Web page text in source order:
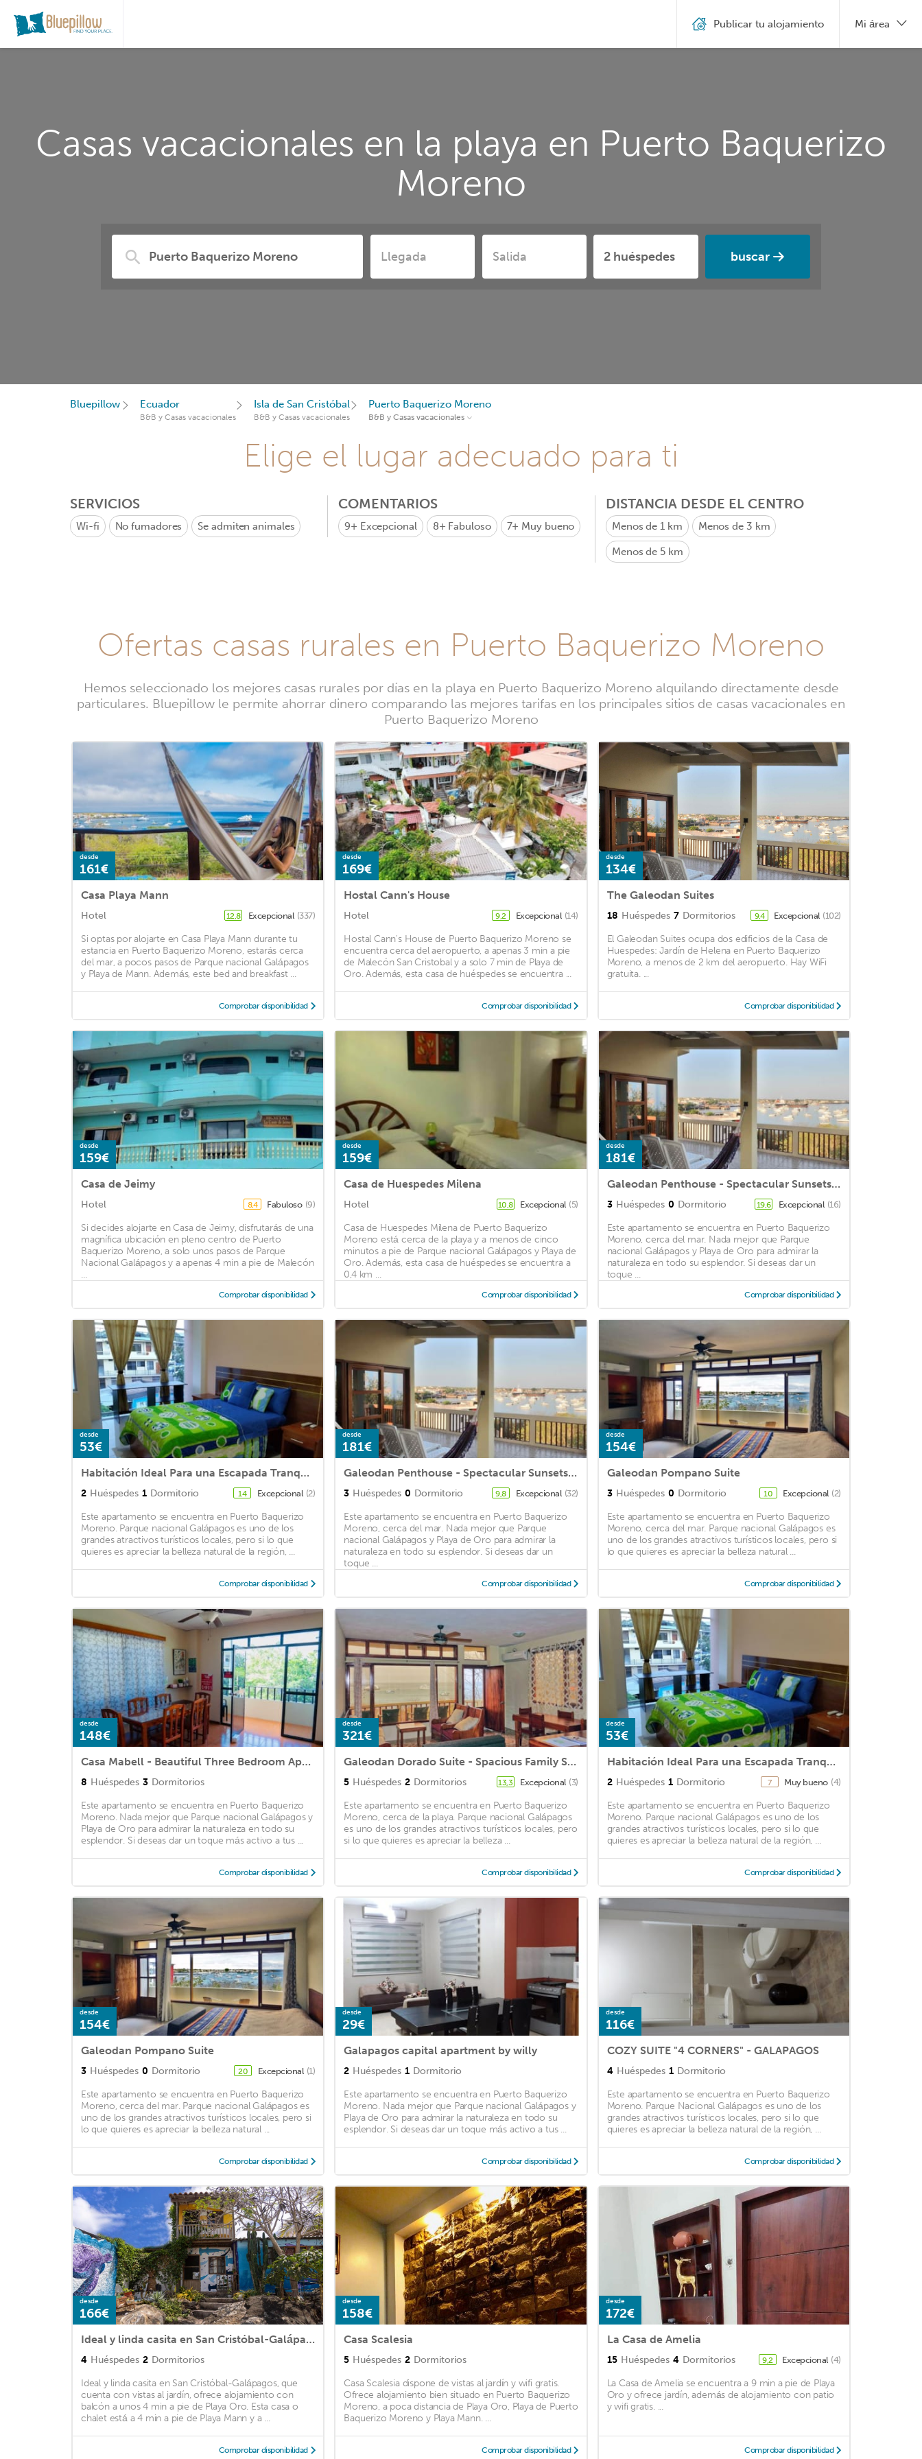
Casas vacacionales en la playa en Puerto Baquerizo
Moreno
buscar
Publicar tu alojamiento Mi área
Bluepillow Ecuador
B&B y Casas vacacionales
Isla de San Cristóbal
B&B y Casas vacacionales
Puerto Baquerizo Moreno
B&B y Casas vacacionales
Elige el lugar adecuado para ti
SERVICIOS
Wi-fi No fumadores Se admiten animales
COMENTARIOS
9+ Excepcional 8+ Fabuloso 7+ Muy bueno
DISTANCIA DESDE EL CENTRO
Menos de 1 km Menos de 3 km
Menos de 5 km
Ofertas casas rurales en Puerto Baquerizo Moreno
Hemos seleccionado los mejores casas rurales por días en la playa en Puerto Baquerizo Moreno alquilando directamente desde
particulares. Bluepillow le permite ahorrar dinero comparando las mejores tarifas en los principales sitios de casas vacacionales en
Puerto Baquerizo Moreno
desde
161€
Casa Playa Mann
Hotel 12,8 Excepcional (337)
Si optas por alojarte en Casa Playa Mann durante tu
estancia en Puerto Baquerizo Moreno, estarás cerca
del mar, a pocos pasos de Parque nacional Galápagos
y Playa de Mann. Además, este bed and breakfast ...
Comprobar disponibilidad
desde
169€
Hostal Cann's House
Hotel 9,2 Excepcional (14)
Hostal Cann's House de Puerto Baquerizo Moreno se
encuentra cerca del aeropuerto, a apenas 3 min a pie
de Malecón San Cristobal y a solo 7 min de Playa de
Oro. Además, esta casa de huéspedes se encuentra ...
Comprobar disponibilidad
desde
134€
The Galeodan Suites
18 Huéspedes 7 Dormitorios 9,4 Excepcional (102)
El Galeodan Suites ocupa dos edificios de la Casa de
Huespedes: Jardín de Helena en Puerto Baquerizo
Moreno, a menos de 2 km del aeropuerto. Hay WiFi
gratuita. ...
Comprobar disponibilidad
desde
159€
Casa de Jeimy
Hotel 8,4 Fabuloso (9)
Si decides alojarte en Casa de Jeimy, disfrutarás de una
magnífica ubicación en pleno centro de Puerto
Baquerizo Moreno, a solo unos pasos de Parque
Nacional Galápagos y a apenas 4 min a pie de Malecón
...
Comprobar disponibilidad
desde
159€
Casa de Huespedes Milena
Hotel 10,8 Excepcional (5)
Casa de Huespedes Milena de Puerto Baquerizo
Moreno está cerca de la playa y a menos de cinco
minutos a pie de Parque nacional Galápagos y Playa de
Oro. Además, esta casa de huéspedes se encuentra a
0,4 km ...
Comprobar disponibilidad
desde
181€
Galeodan Penthouse - Spectacular Sunsets on the Bay - Ideal for Honeymooners
3 Huéspedes 0 Dormitorio 19,6 Excepcional (16)
Este apartamento se encuentra en Puerto Baquerizo
Moreno, cerca del mar. Nada mejor que Parque
nacional Galápagos y Playa de Oro para admirar la
naturaleza en todo su esplendor. Si deseas dar un
toque ...
Comprobar disponibilidad
desde
53€
Habitación Ideal Para una Escapada Tranquila
2 Huéspedes 1 Dormitorio 14 Excepcional (2)
Este apartamento se encuentra en Puerto Baquerizo
Moreno. Parque nacional Galápagos es uno de los
grandes atractivos turísticos locales, pero si lo que
quieres es apreciar la belleza natural de la región, ...
Comprobar disponibilidad
desde
181€
Galeodan Penthouse - Spectacular Sunsets on the Bay - Ideal for Honeymooners
3 Huéspedes 0 Dormitorio 9,8 Excepcional (32)
Este apartamento se encuentra en Puerto Baquerizo
Moreno, cerca del mar. Nada mejor que Parque
nacional Galápagos y Playa de Oro para admirar la
naturaleza en todo su esplendor. Si deseas dar un
toque ...
Comprobar disponibilidad
desde
154€
Galeodan Pompano Suite
3 Huéspedes 0 Dormitorio 10 Excepcional (2)
Este apartamento se encuentra en Puerto Baquerizo
Moreno, cerca del mar. Parque nacional Galápagos es
uno de los grandes atractivos turísticos locales, pero si
lo que quieres es apreciar la belleza natural ...
Comprobar disponibilidad
desde
148€
Casa Mabell - Beautiful Three Bedroom Apartment
8 Huéspedes 3 Dormitorios
Este apartamento se encuentra en Puerto Baquerizo
Moreno. Nada mejor que Parque nacional Galápagos y
Playa de Oro para admirar la naturaleza en todo su
esplendor. Si deseas dar un toque más activo a tus ...
Comprobar disponibilidad
desde
321€
Galeodan Dorado Suite - Spacious Family Suite with Gorgeous Ocean View
5 Huéspedes 2 Dormitorios 13,3 Excepcional (3)
Este apartamento se encuentra en Puerto Baquerizo
Moreno, cerca de la playa. Parque nacional Galápagos
es uno de los grandes atractivos turísticos locales, pero
si lo que quieres es apreciar la belleza ...
Comprobar disponibilidad
desde
53€
Habitación Ideal Para una Escapada Tranquila
2 Huéspedes 1 Dormitorio 7 Muy bueno (4)
Este apartamento se encuentra en Puerto Baquerizo
Moreno. Parque nacional Galápagos es uno de los
grandes atractivos turísticos locales, pero si lo que
quieres es apreciar la belleza natural de la región, ...
Comprobar disponibilidad
desde
154€
Galeodan Pompano Suite
3 Huéspedes 0 Dormitorio 20 Excepcional (1)
Este apartamento se encuentra en Puerto Baquerizo
Moreno, cerca del mar. Parque nacional Galápagos es
uno de los grandes atractivos turísticos locales, pero si
lo que quieres es apreciar la belleza natural ...
Comprobar disponibilidad
desde
29€
Galapagos capital apartment by willy
2 Huéspedes 1 Dormitorio
Este apartamento se encuentra en Puerto Baquerizo
Moreno. Nada mejor que Parque nacional Galápagos y
Playa de Oro para admirar la naturaleza en todo su
esplendor. Si deseas dar un toque más activo a tus ...
Comprobar disponibilidad
desde
116€
COZY SUITE "4 CORNERS" - GALAPAGOS
4 Huéspedes 1 Dormitorio
Este apartamento se encuentra en Puerto Baquerizo
Moreno. Parque Nacional Galápagos es uno de los
grandes atractivos turísticos locales, pero si lo que
quieres es apreciar la belleza natural de la región, ...
Comprobar disponibilidad
desde
166€
Ideal y linda casita en San Cristóbal-Galápagos
4 Huéspedes 2 Dormitorios
Ideal y linda casita en San Cristóbal-Galápagos, que
cuenta con vistas al jardín, ofrece alojamiento con
balcón a unos 4 min a pie de Playa Oro. Esta casa o
chalet está a 4 min a pie de Playa Mann y a ...
Comprobar disponibilidad
desde
158€
Casa Scalesia
5 Huéspedes 2 Dormitorios
Casa Scalesia dispone de vistas al jardín y wifi gratis.
Ofrece alojamiento bien situado en Puerto Baquerizo
Moreno, a poca distancia de Playa Oro, Playa de Puerto
Baquerizo Moreno y Playa Mann. ...
Comprobar disponibilidad
desde
172€
La Casa de Amelia
15 Huéspedes 4 Dormitorios 9,2 Excepcional (4)
La Casa de Amelia se encuentra a 9 min a pie de Playa
Oro y ofrece jardín, además de alojamiento con patio
y wifi gratis. ...
Comprobar disponibilidad